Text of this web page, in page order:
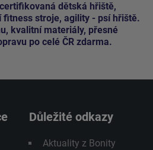
dětská hřiště,
stroje, agility - psí hřiště.
kvalitní materiály, přesné
po celé ČR zdarma.
Důležité odkazy
Aktuality z Bonity